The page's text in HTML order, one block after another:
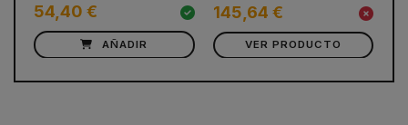
54,40 €
AÑADIR
145,64 €
VER PRODUCTO